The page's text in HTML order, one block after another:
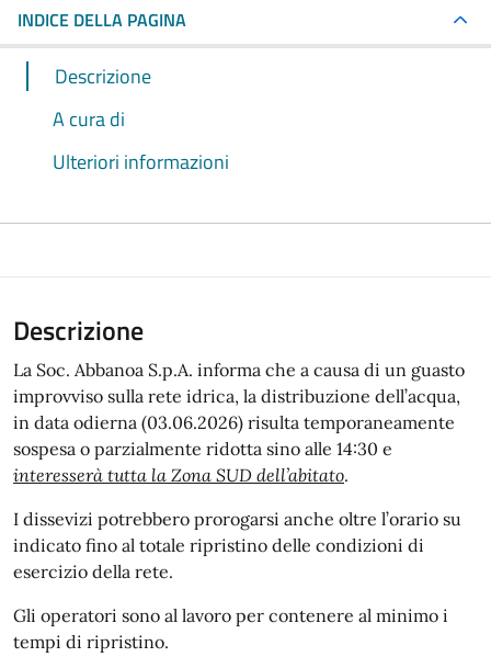
INDICE DELLA PAGINA
Descrizione
A cura di
Ulteriori informazioni
Descrizione
La Soc. Abbanoa S.p.A. informa che a causa di un guasto
improvviso sulla rete idrica, la distribuzione dell’acqua,
in data odierna (03.06.2026) risulta temporaneamente
sospesa o parzialmente ridotta sino alle 14:30 e
interesserà tutta la Zona SUD dell’abitato.
I dissevizi potrebbero prorogarsi anche oltre l’orario su
indicato fino al totale ripristino delle condizioni di
esercizio della rete.
Gli operatori sono al lavoro per contenere al minimo i
tempi di ripristino.